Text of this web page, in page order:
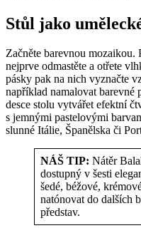
Stůl jako
Začněte barevnou mozaikou.
nejprve odmastěte a otřete
pásky pak na nich vyznačte
například namalovat barevné
desce stolu vytvářet efektní
s jemnými pastelovými
slunné Itálie, Španělska či
NÁŠ TIP: Nátěr
dostupný v šesti
šedé, béžové,
natónovat do dalších
představ.